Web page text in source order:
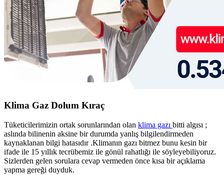
Klima Gaz Dolum Kıraç
Tüketicilerimizin ortak sorunlarından olan klima gazı bitti algısı ;
aslında bilinenin aksine bir durumda yanlış bilgilendirmeden
kaynaklanan bilgi hatasıdır .Klimanın gazı bitmez bunu kesin bir
ifade ile 15 yıllık tecrübemiz ile gönül rahatlığı ile söyleyebiliyoruz.
Sizlerden gelen sorulara cevap vermeden önce kısa bir açıklama
yapma gereği duyduk.